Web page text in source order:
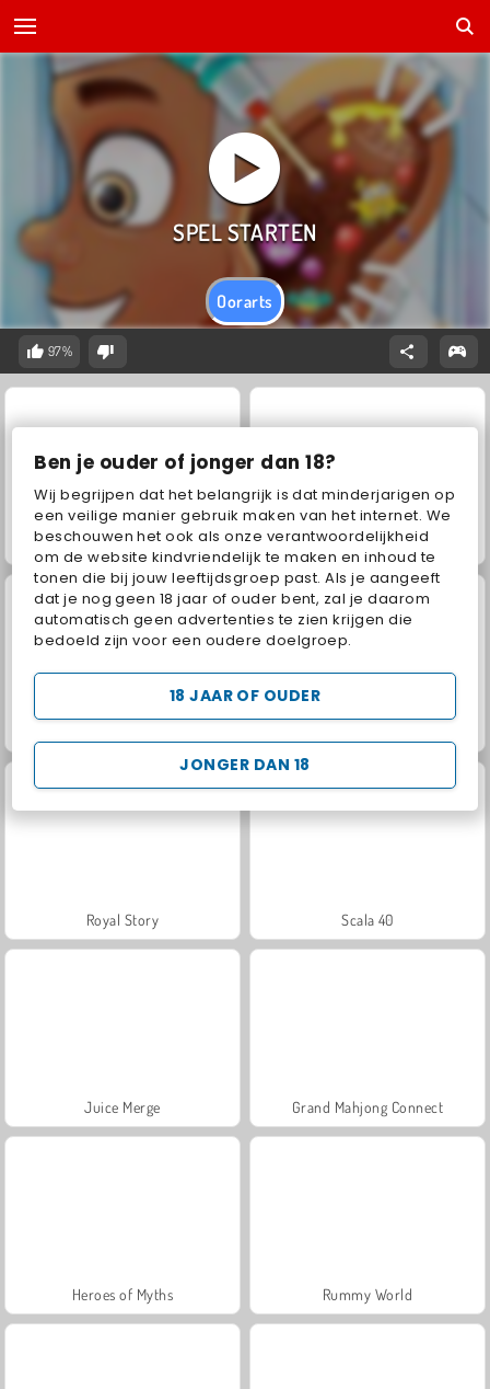
Ben je ouder of jonger dan 18?
Wij begrijpen dat het belangrijk is dat minderjarigen op
een veilige manier gebruik maken van het internet. We
beschouwen het ook als onze verantwoordelijkheid
om de website kindvriendelijk te maken en inhoud te
tonen die bij jouw leeftijdsgroep past. Als je aangeeft
dat je nog geen 18 jaar of ouder bent, zal je daarom
automatisch geen advertenties te zien krijgen die
bedoeld zijn voor een oudere doelgroep.
JONGER DAN 18
18 JAAR OF OUDER
Oorarts
97%
Fashion Princess - Dress Up for Girls Jewel Garden Story
Royal Story Scala 40
Juice Merge Grand Mahjong Connect
Heroes of Myths Rummy World